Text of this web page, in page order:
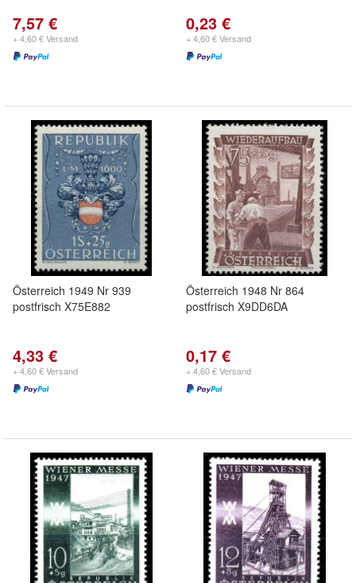
7,57 €
+ 4,60 € Versand
0,23 €
+ 4,60 € Versand
Österreich 1949 Nr 939
postfrisch X75E882
4,33 €
+ 4,60 € Versand
Österreich 1948 Nr 864
postfrisch X9DD6DA
0,17 €
+ 4,60 € Versand